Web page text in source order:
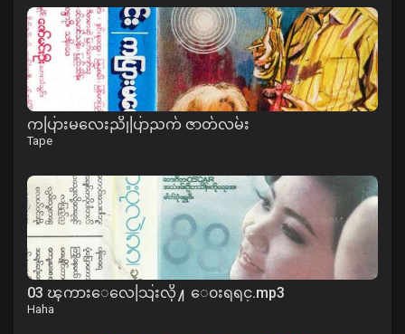
ကပြားမလေးညိုပြာညက် ဇာတ်လမ်း
Tape
03 ၾကားေလေသြးလို႔ ေ၀းရရင္.mp3
Haha